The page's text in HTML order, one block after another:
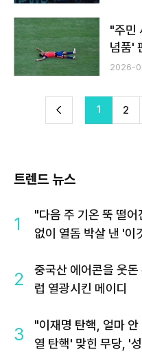
"주민
념품'
2026-
이
1
2
트렌드 뉴스
1
"다음 주 기온 뚝 떨
없이 열돔 박살 낸 '이
2
중국산 에어콘을 웃
럽 열광시킨 메이디
3
"이재명 탄핵, 얼마
열 탄핵' 맞힌 무당, '